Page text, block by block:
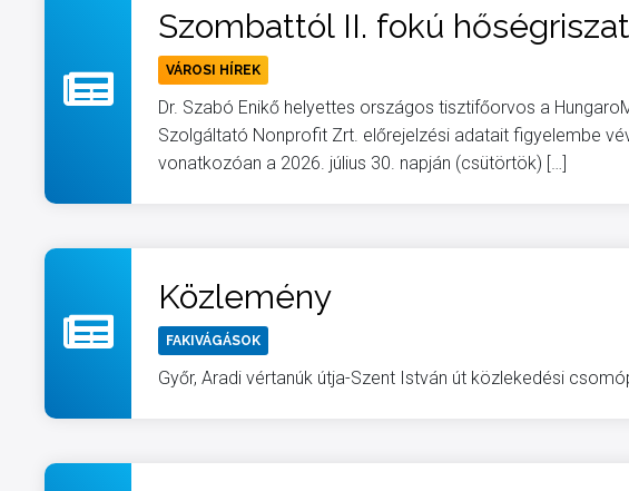
VÁROSI HÍREK
Dr. Szabó Enikő helyettes országos tisztifőorvos a
Szolgáltató Nonprofit Zrt. előrejelzési adatait figyelembe
vonatkozóan a 2026. július 30. napján (csütörtök) […]
Közlemény
FAKIVÁGÁSOK
Győr, Aradi vértanúk útja-Szent István út közlekedési